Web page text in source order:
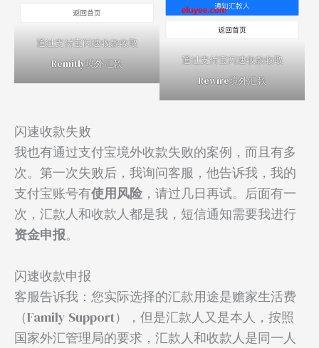
通过支付宝闪速收款收取
Remitly境外汇款
通过支付宝闪速收款收取
Rewire境外汇款
闪速收款失败
我也有通过支付宝境外收款失败的案例，而且有多
次。第一次失败后，我询问客服，他告诉我，我的
支付宝账号有使用风险 ，请过几日再试。后面有一
次，汇款人和收款人都是我，短信通知需要我进行
资金申报。
闪速收款申报
客服告诉我：您实际选择的汇款用途是赡家生活费
（Family Support），但是汇款人又是本人，按照
国家外汇管理局的要求，汇款人和收款人是同一人